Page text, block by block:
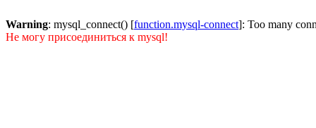
Warning: mysql_connect() [function.mysql-connect]: Too many
Не могу присоединиться к mysql!